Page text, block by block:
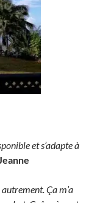
et s’adapte à
Ça m’a